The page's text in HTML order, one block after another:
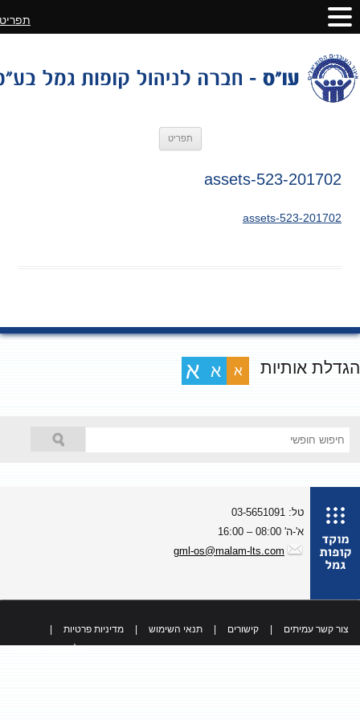
תפריט
201702-assets-523
201702-assets-523
אותיות א א א
טל: 03-5651091
א'-ה' 08:00 – 16:00
gml-os@malam-lts.com
צור קשר עמיתים קישורים תנאי השימוש מדיניות פרטיות
כל הזכויות שמורות
תפריט